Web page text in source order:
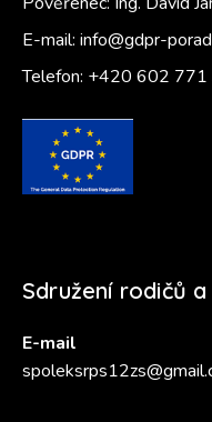
E-mail: info@gdpr-
Telefon: +420 602 771
Sdružení
E-mail